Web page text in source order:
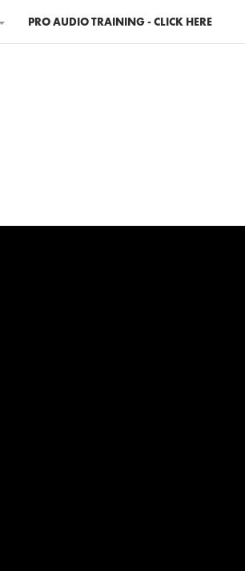
PRO AUDIO TRAINING - CLICK HERE